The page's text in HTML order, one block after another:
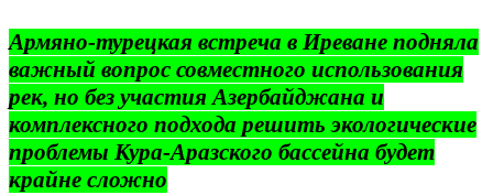
Армяно-турецкая встреча в Иреване подняла
важный вопрос совместного использования
рек, но без участия Азербайджана и
комплексного подхода решить экологические
проблемы Кура-Аразского бассейна будет
крайне сложно